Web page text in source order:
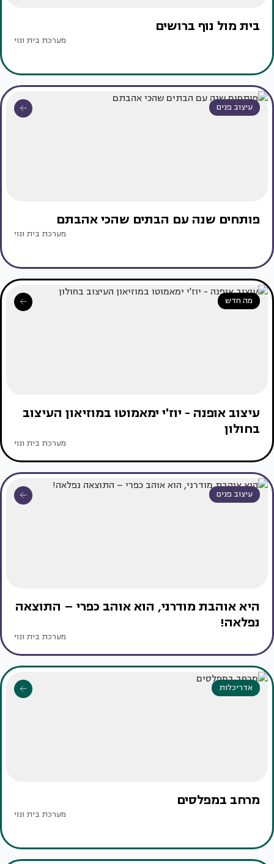
בית מול נוף ברושים
מערכת בית ונוי
עיצוב פנים
פותחים שנה עם הבתים שהכי אהבתם
מערכת בית ונוי
מה חדש
עיצוב אופנה - יוז'י ימאמוטו במוזיאון העיצוב
בחולון
מערכת בית ונוי
עיצוב פנים
היא אוהבת מודרני, הוא אוהב כפרי – התוצאה
נפלאה!
מערכת בית ונוי
אדריכלות
מרחב במפלסים
מערכת בית ונוי